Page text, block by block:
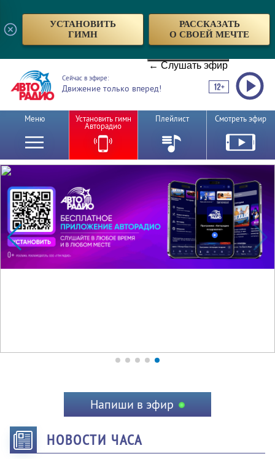
УСТАНОВИТЬ
ГИМН
РАССКАЗАТЬ
О СВОЕЙ МЕЧТЕ
← Слушать эфир
Сейчас в эфире:
Движение только вперед!
Меню Установить гимн
Авторадио
Плейлист Смотреть эфир
Напиши в эфир
НОВОСТИ ЧАСА